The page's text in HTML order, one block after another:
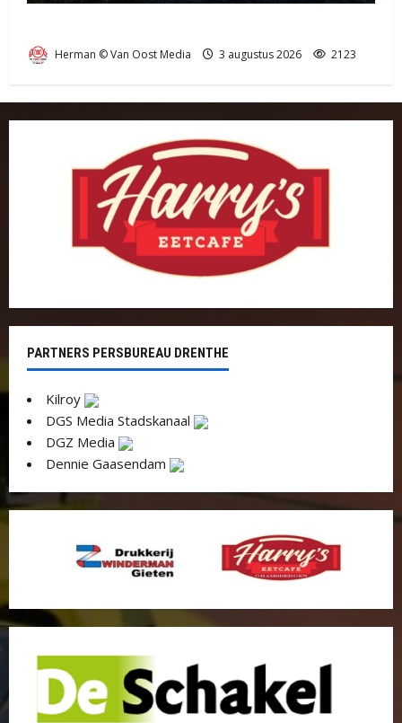
Herman © Van Oost Media 3 augustus 2026 2123
PARTNERS PERSBUREAU DRENTHE
Kilroy
DGS Media Stadskanaal
DGZ Media
Dennie Gaasendam